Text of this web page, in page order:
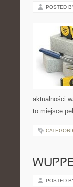
POSTED
aktualności
to miejsce
POSTED